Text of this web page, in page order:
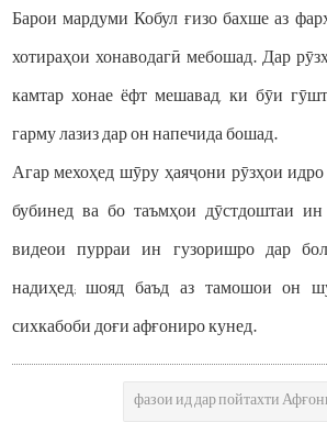
Барои мардуми Кобул ғизо бахше аз
хотираҳои хонаводагӣ мебошад. Дар
камтар хонае ёфт мешавад, ки бӯи
гарму лазиз дар он напечида бошад.
Агар мехоҳед шӯру ҳаяҷони рӯзҳои
бубинед ва бо таъмҳои дӯстдоштаи
видеои пурраи ин гузоришро дар
надиҳед; шояд баъд аз тамошои он
сихкабоби доғи афғониро кунед.
фазои ид дар пойтахти